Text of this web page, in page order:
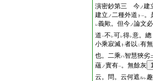
演密鈔第三 今ノ建
建立 ノ二種外道 ト 一。
レ義歟。但今ノ論文必
道一不 レ可レ得レ意。總
小乘寂滅 ト 者以 二有
也。二乘ハ智慧狹劣
蘊ノ實有一。無餘灰
云。問。云何遮ルレ趣